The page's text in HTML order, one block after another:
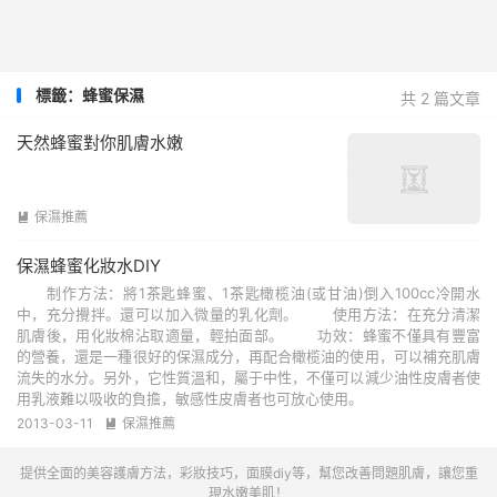
共 2 篇文章
標籤：蜂蜜保濕
天然蜂蜜對你肌膚水嫩
 保濕推薦
保濕蜂蜜化妝水DIY
制作方法：將1茶匙蜂蜜、1茶匙橄榄油(或甘油)倒入100cc冷開水
中，充分攪拌。還可以加入微量的乳化劑。 使用方法：在充分清潔
肌膚後，用化妝棉沾取適量，輕拍面部。 功效：蜂蜜不僅具有豐富
的營養，還是一種很好的保濕成分，再配合橄榄油的使用，可以補充肌膚
流失的水分。另外，它性質溫和，屬于中性，不僅可以減少油性皮膚者使
用乳液難以吸收的負擔，敏感性皮膚者也可放心使用。
2013-03-11  保濕推薦
提供全面的美容護膚方法，彩妝技巧，面膜diy等，幫您改善問題肌膚，讓您重
現水嫩美肌！